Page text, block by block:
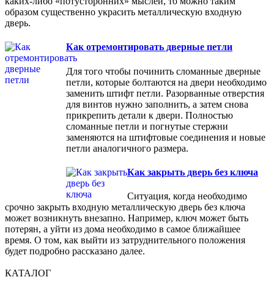
образом существенно украсить металлическую входную
дверь.
Как отремонтировать дверные петли
Для того чтобы починить сломанные дверные
петли, которые болтаются на двери необходимо
заменить штифт петли. Разорванные отверстия
для винтов нужно заполнить, а затем снова
прикрепить детали к двери. Полностью
сломанные петли и погнутые стержни
заменяются на штифтовые соединения и новые
петли аналогичного размера.
Как закрыть дверь без ключа
Ситуация, когда необходимо
срочно закрыть входную металлическую дверь без ключа
может возникнуть внезапно. Например, ключ может быть
потерян, а уйти из дома необходимо в самое ближайшее
время. О том, как выйти из затруднительного положения
будет подробно рассказано далее.
КАТАЛОГ